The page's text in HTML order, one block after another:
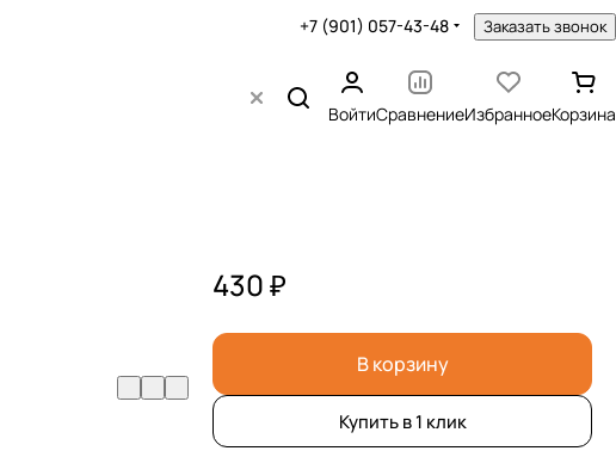
+7 (901) 057-43-48 Заказать звонок
ВойтиСравнениеИзбранноеКорзина
430 ₽
В корзину
Купить в 1 клик